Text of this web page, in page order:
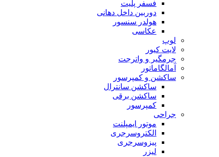
فسفر پلیت
دوربین داخل دهانی
هولدر سنسور
عکاسی
لوپ
لایت کیور
جرمگیر و واترجت
آمالگاماتور
ساکشن و کمپرسور
ساکشن سانترال
ساکشن برقی
کمپرسور
جراحی
موتور ایمپلنت
الکتروسرجری
پیزوسرجری
لیزر